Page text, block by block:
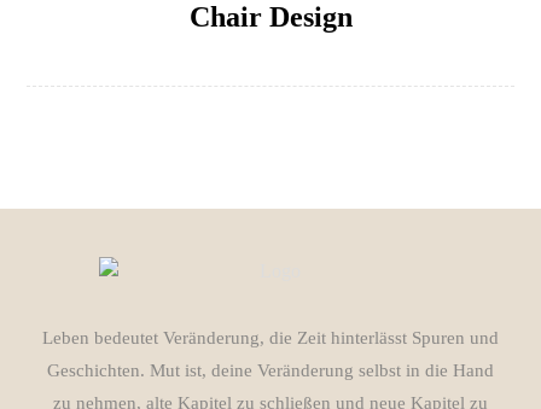
Chair Design
Leben bedeutet Veränderung, die Zeit hinterlässt Spuren und
Geschichten. Mut ist, deine Veränderung selbst in die Hand
zu nehmen, alte Kapitel zu schließen und neue Kapitel zu